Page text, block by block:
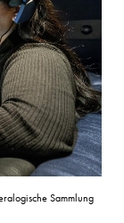
Sammlung